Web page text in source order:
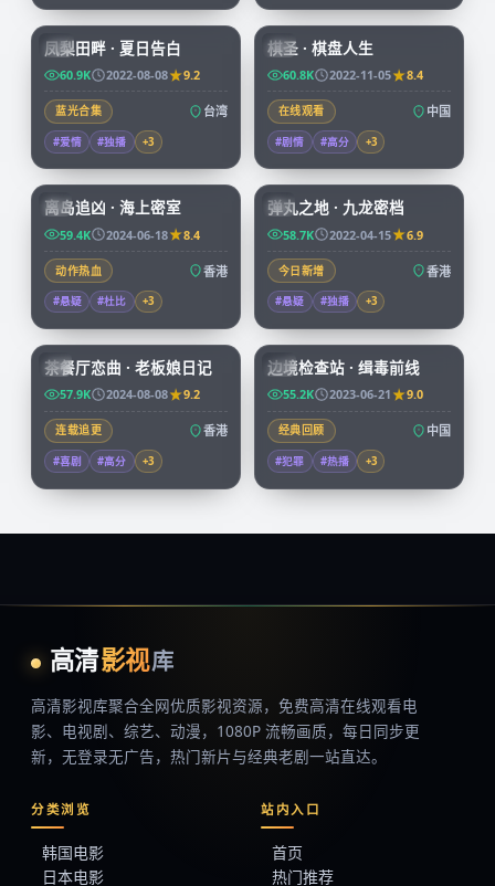
TW
凤梨田畔 · 夏日告白
60.9K 2022-08-08 9.2
蓝光合集 台湾
#爱情 #独播 +3
CN
棋圣 · 棋盘人生
60.8K 2022-11-05 8.4
在线观看 中国
#剧情 #高分 +3
HK
92:58
离岛追凶 · 海上密室
59.4K 2024-06-18 8.4
动作热血 香港
#悬疑 #杜比 +3
HK
99:59
弹丸之地 · 九龙密档
58.7K 2022-04-15 6.9
今日新增 香港
#悬疑 #独播 +3
HK
茶餐厅恋曲 · 老板娘日记
57.9K 2024-08-08 9.2
连载追更 香港
#喜剧 #高分 +3
CN
边境检查站 · 缉毒前线
55.2K 2023-06-21 9.0
经典回顾 中国
#犯罪 #热播 +3
高清影视库
高清影视库聚合全网优质影视资源， 免费高清在线观看电
影、电视剧、综艺、动漫，1080P 流畅画质，每日同步更
新，无登录无广告，热门新片与经典老剧一站直达。
分类浏览
韩国电影
日本电影
站内入口
首页
热门推荐